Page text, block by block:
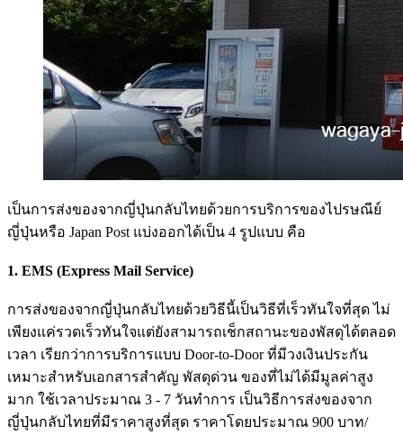
เป็นการส่งของจากญี่ปุ่นกลับไทยด้วยการบริการของไปรษณีย์
ญี่ปุ่นหรือ Japan Post แบ่งออกได้เป็น 4 รูปแบบ คือ
1. EMS (Express Mail Service)
การส่งของจากญี่ปุ่นกลับไทยด้วยวิธีนี้เป็นวิธีที่เร็วทันใจที่สุด ไม่
เพียงแค่รวดเร็วทันใจแต่ยังสามารถเช็กสถานะของพัสดุได้ตลอด
เวลา เรียกว่าการบริการแบบ Door-to-Door ที่มีวงเงินประกัน
เหมาะสำหรับเอกสารสำคัญ พัสดุด่วน ของที่ไม่ได้มีมูลค่าสูง
มาก ใช้เวลาประมาณ 3 - 7 วันทำการ เป็นวิธีการส่งของจาก
ญี่ปุ่นกลับไทยที่มีราคาสูงที่สุด ราคาโดยประมาณ 900 บาท/